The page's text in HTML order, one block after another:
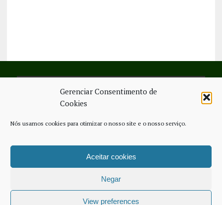
Gerenciar Consentimento de
Cookies
Nós usamos cookies para otimizar o nosso site e o nosso serviço.
Aceitar cookies
Negar
View preferences
SIGA-NOS NO FACEBOOK